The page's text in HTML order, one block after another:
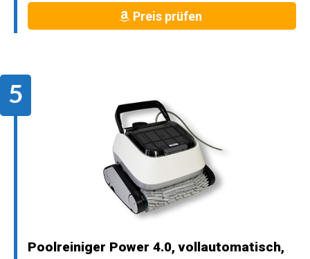
Preis prüfen
Poolreiniger Power 4.0, vollautomatisch,